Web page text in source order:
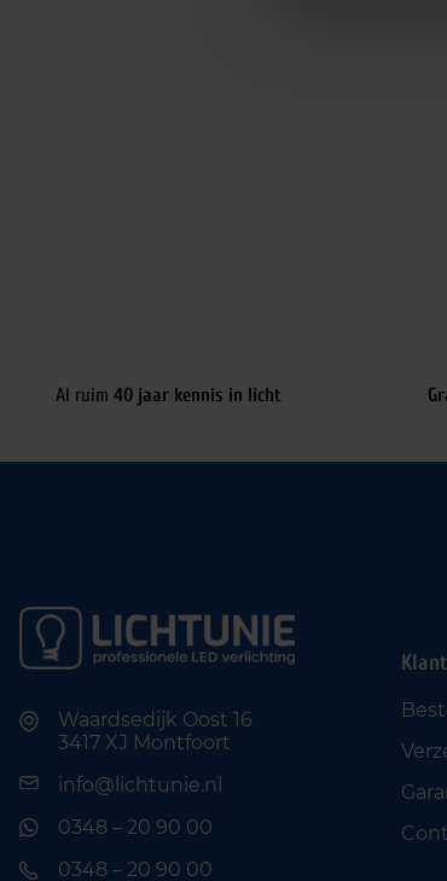
Al ruim 40 jaar kennis in licht
Waardsedijk Oost 16
3417 XJ Montfoort
info@lichtunie.nl
0348 – 20 90 00
0348 – 20 90 00